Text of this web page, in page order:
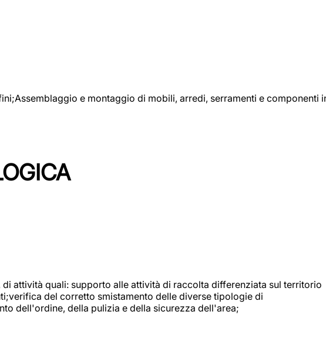
e montaggio di mobili, arredi, serramenti e componenti
attività quali: supporto alle attività di raccolta differenziata sul territorio
del corretto smistamento delle diverse tipologie di
dell'ordine, della pulizia e della sicurezza dell'area;